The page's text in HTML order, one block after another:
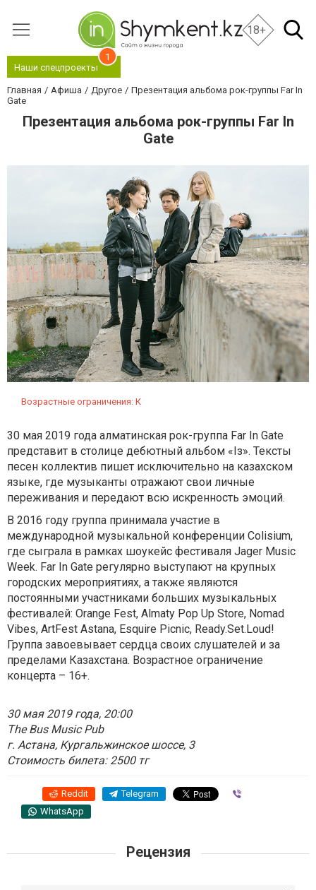
18+
Наши спецпроекты
1
Главная Афиша Другое
Презентация альбома рок-группы Far In
Gate
Презентация альбома рок-группы Far In
Gate
Возрастные ограничения: К
30 мая 2019 года алматинская рок-группа Far In Gate
представит в столице дебютный альбом «Iз». Тексты
песен коллектив пишет исключительно на казахском
языке, где музыканты отражают свои личные
переживания и передают всю искренность эмоций.
В 2016 году группа принимала участие в
международной музыкальной конференции Colisium,
где сыграла в рамках шоукейс фестиваля Jager Music
Week. Far In Gate регулярно выступают на крупных
городских мероприятиях, а также являются
постоянными участниками больших музыкальных
фестивалей: Orange Fest, Almaty Pop Up Store, Nomad
Vibes, ArtFest Astana, Esquire Picniс, Ready.Set.Loud!
Группа завоевывает сердца своих слушателей и за
пределами Казахстана. Возрастное ограничение
концерта – 16+.
30 мая 2019 года, 20:00
The Bus Music Pub
г. Астана, Кургальжинское шоссе, 3
Стоимость билета: 2500 тг
Reddit Telegram
WhatsApp
Рецензия